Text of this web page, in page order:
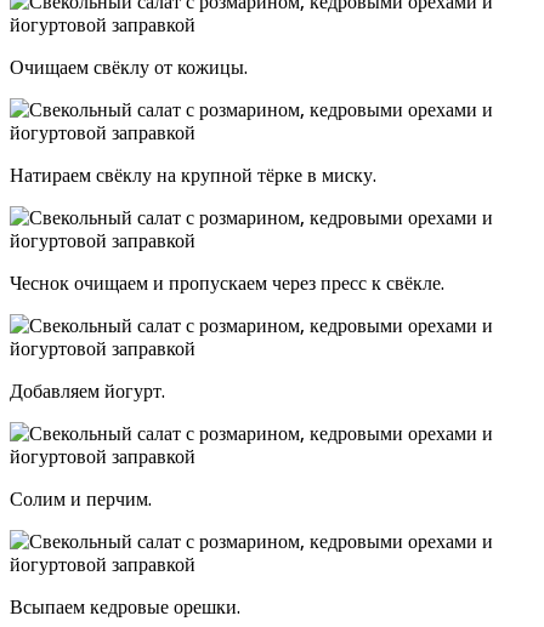
Очищаем свёклу от кожицы.
Натираем свёклу на крупной тёрке в миску.
Чеснок очищаем и пропускаем через пресс к свёкле.
Добавляем йогурт.
Солим и перчим.
Всыпаем кедровые орешки.